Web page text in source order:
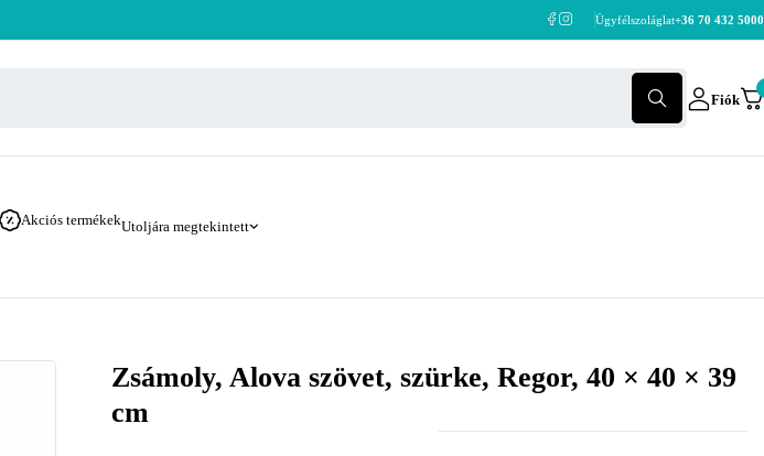
Ügyfélszoláglat+36 70 432 5000
Fiók
Akciós termékekUtoljára megtekintett
Zsámoly, Alova szövet, szürke, Regor, 40 × 40 × 39
cm